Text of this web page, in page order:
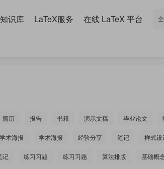
知识库 LaTeX服务 在线 LaTeX 平台
简历 报告 书籍 演示文稿 毕业论文
学术海报 学术海报 经验分享 笔记 样式设
记 练习习题 练习习题 算法排版 基础概